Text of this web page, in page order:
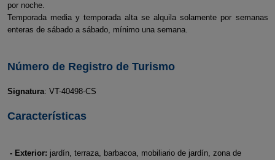
por noche.
Temporada media y temporada alta se alquila solamente por semanas
enteras de sábado a sábado, mínimo una semana.
Número de Registro de Turismo
Signatura: VT-40498-CS
Características
- Exterior: jardín, terraza, barbacoa, mobiliario de jardín, zona de